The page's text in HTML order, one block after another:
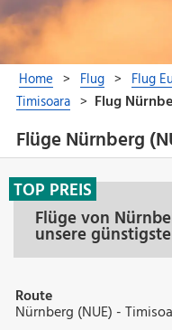
Flüge Nürnberg
Flüge von
unsere
TOP PREIS
Route
Nürnberg (NUE) -